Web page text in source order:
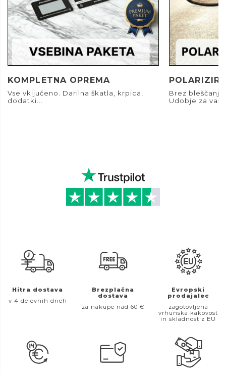
KOMPLETNA OPREMA
Vse vključeno. Darilna škatla, krpica,
dodatki...
Brez
Udobje za
Hitra dostava
v 4 delovnih dneh
Brezplačna
dostava
za nakupe nad 60 €
Evropski
prodajalec
zagotovljena
vrhunska kakovost
in skladnost z EU